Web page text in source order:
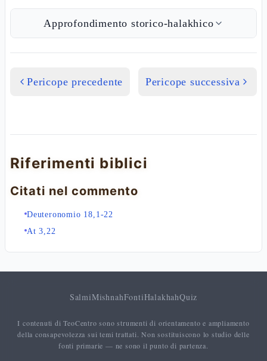
Approfondimento storico-halakhico
Pericope precedente Pericope successiva
Riferimenti biblici
Citati nel commento
Deuteronomio 18,1-22
At 3,22
SalmiMishnahFontiHalakhahQuiz
I contenuti di TeoCentro sono strumenti di orientamento e ampliamento
della consapevolezza sui temi trattati. Non sostituiscono lo studio delle
fonti primarie — ne sono il punto di partenza.